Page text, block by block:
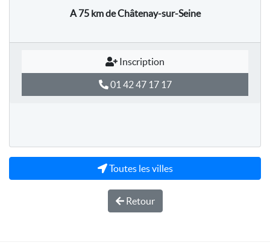
A 75 kmde Châtenay-sur-Seine
Inscription
01 42 47 17 17
Toutes les villes
Retour